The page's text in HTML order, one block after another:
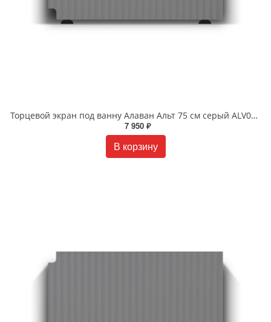
Торцевой экран под ванну Алаван Альт 75 см серый ALV0246008
7 950 ₽
В корзину